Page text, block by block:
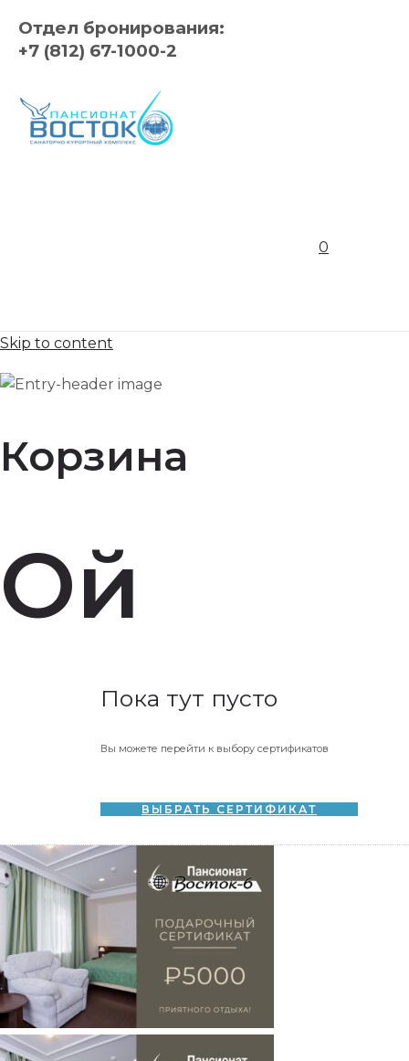
Отдел бронирования:
+7 (812) 67-1000-2
0
Skip to content
Корзина
Ой
Пока тут пусто
Вы можете перейти к выбору сертификатов
ВЫБРАТЬ СЕРТИФИКАТ